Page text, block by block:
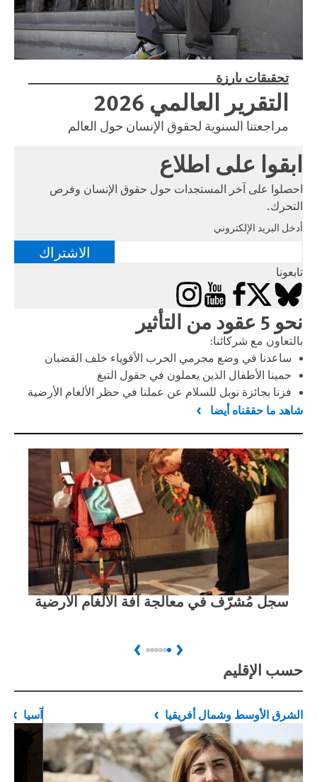
تحقيقات بارزة
التقرير العالمي 2026
مراجعتنا السنوية لحقوق الإنسان حول العالم
ابقوا على اطلاع
احصلوا على آخر المستجدات حول حقوق الإنسان وفرص
التحرك.
أدخل البريد الإلكتروني
الاشتراك
تابعونا
Bluesky
X
Facebook
YouTube
Instagram
نحو 5 عقود من التأثير
بالتعاون مع شركائنا:
ساعدنا في وضع مجرمي الحرب الأقوياء خلف القضبان
حمينا الأطفال الذين يعملون في حقول التبغ
فزنا بجائزة نوبل للسلام عن عملنا في حظر الألغام الأرضية
شاهد ما حققناه أيضا
سجل مُشرّف في معالجة آفة الألغام الأرضية
Previous
Next
حسب الإقليم
الشرق الأوسط وشمال أفريقيا آسيا